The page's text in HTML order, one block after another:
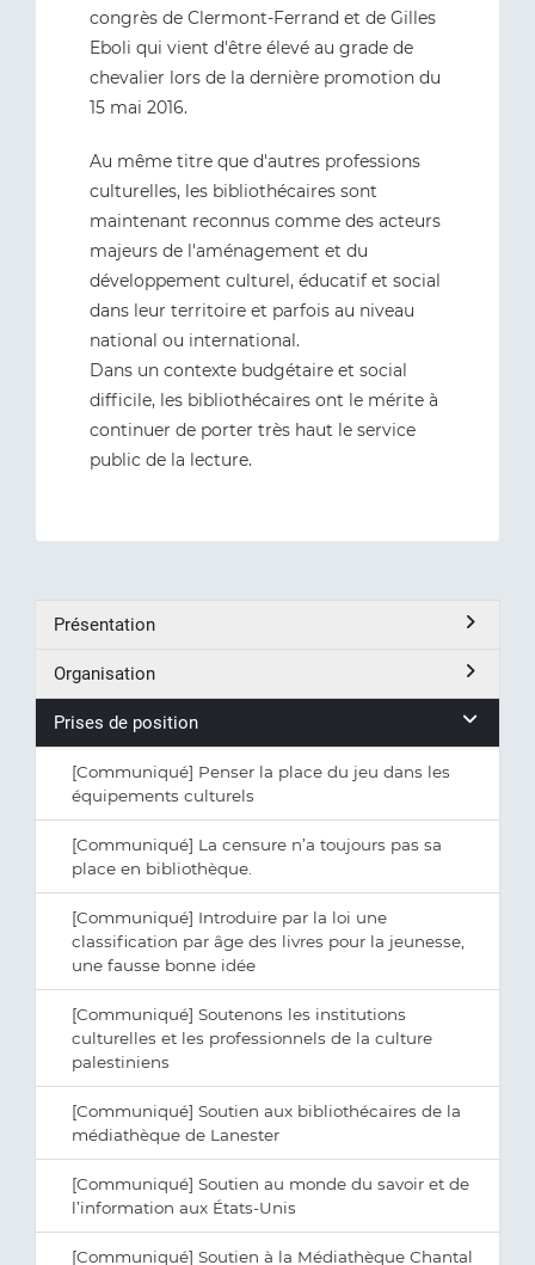
congrès de Clermont-Ferrand et de Gilles
Eboli qui vient d'être élevé au grade de
chevalier lors de la dernière promotion du
15 mai 2016.
Au même titre que d'autres professions
culturelles, les bibliothécaires sont
maintenant reconnus comme des acteurs
majeurs de l'aménagement et du
développement culturel, éducatif et social
dans leur territoire et parfois au niveau
national ou international.
Dans un contexte budgétaire et social
difficile, les bibliothécaires ont le mérite à
continuer de porter très haut le service
public de la lecture.
Présentation
Organisation
Prises de position
[Communiqué] Penser la place du jeu dans les
équipements culturels
[Communiqué] La censure n’a toujours pas sa
place en bibliothèque.
[Communiqué] Introduire par la loi une
classification par âge des livres pour la jeunesse,
une fausse bonne idée
[Communiqué] Soutenons les institutions
culturelles et les professionnels de la culture
palestiniens
[Communiqué] Soutien aux bibliothécaires de la
médiathèque de Lanester
[Communiqué] Soutien au monde du savoir et de
l’information aux États-Unis
[Communiqué] Soutien à la Médiathèque Chantal